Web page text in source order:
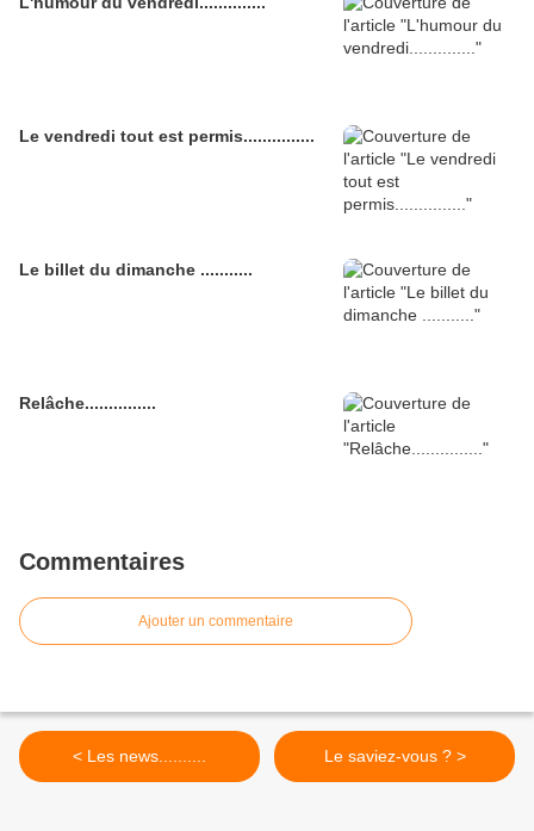
Le vendredi tout est permis...............
Le billet du dimanche ...........
Relâche...............
Commentaires
Ajouter un commentaire
< Les news.......... Le saviez-vous ? >